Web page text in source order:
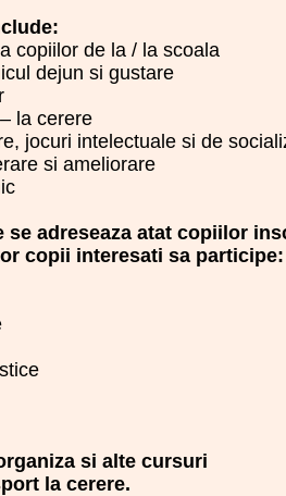
copiilor de la / la scoala
dejun si gustare
la cerere
jocuri intelectuale si de
si ameliorare
se adreseaza atat copiilor
copii interesati sa participe:
si alte cursuri
la cerere.